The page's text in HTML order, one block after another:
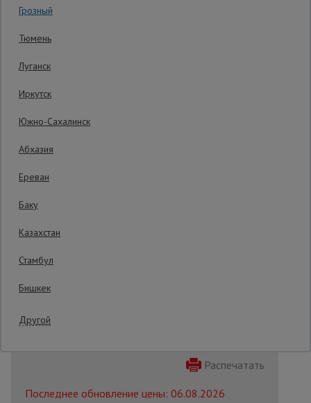
Вибротехника
Распечатать
Последнее обновление цены: 06.08.2026
Грозный
Тюмень
Луганск
Иркутск
Южно-Сахалинск
Абхазия
Ереван
Баку
Казахстан
Стамбул
Бишкек
Другой